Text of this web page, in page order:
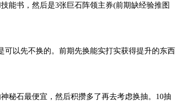
能书，然后是3张巨石阵领主券(前期缺经验推图
以先不换的。前期先换能实打实获得提升的东西
秘石最便宜，然后积攒多了再去考虑换抽。10抽